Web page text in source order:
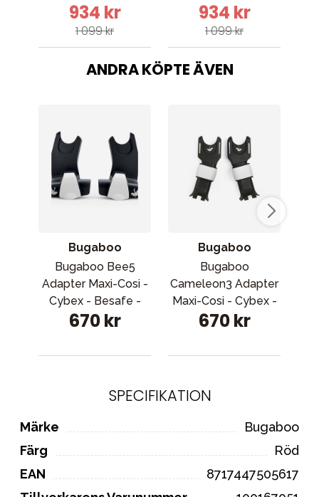
934 kr
1 099 kr
934 kr
1 099 kr
ANDRA KÖPTE ÄVEN
Bugaboo
Bugaboo Bee5
Adapter Maxi-Cosi -
Cybex - Besafe -
Bugaboo Turtle
670 kr
Bugaboo
Bugaboo
Cameleon3 Adapter
Maxi-Cosi - Cybex -
Besafe
670 kr
SPECIFIKATION
Märke
Bugaboo
Färg
Röd
EAN
8717447505617